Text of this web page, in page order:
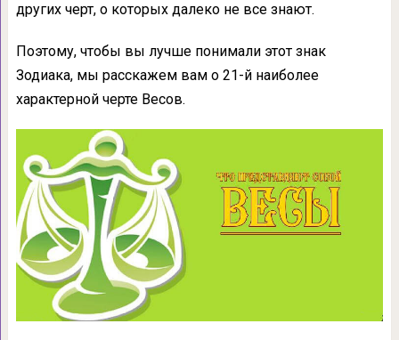
других черт, о которых далеко не все знают.
Поэтому, чтобы вы лучше понимали этот знак
Зодиака, мы расскажем вам о 21-й наиболее
характерной черте Весов.